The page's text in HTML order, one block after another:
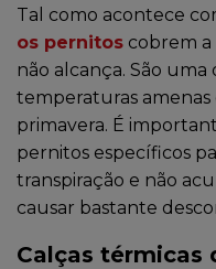
Tal como acontece
os pernitos cobrem
não alcança. São
temperaturas amenas
primavera. É
pernitos específicos
transpiração e não
causar bastante
Calças térmicas